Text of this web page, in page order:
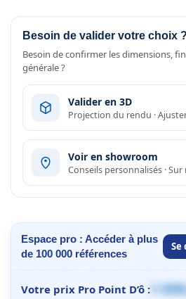
Besoin de valider votre choix ?
Besoin de confirmer les dimensions,
générale ?
Valider en 3D
Projection du rendu ·
Voir en showroom
Conseils personnalisés ·
Espace pro : Accéder à plus
de 100 000 références
Votre prix Pro Point D’ô : 1